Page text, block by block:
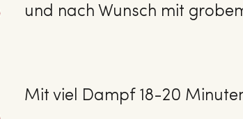
und nach Wunsch mit
Mit viel Dampf 18-20